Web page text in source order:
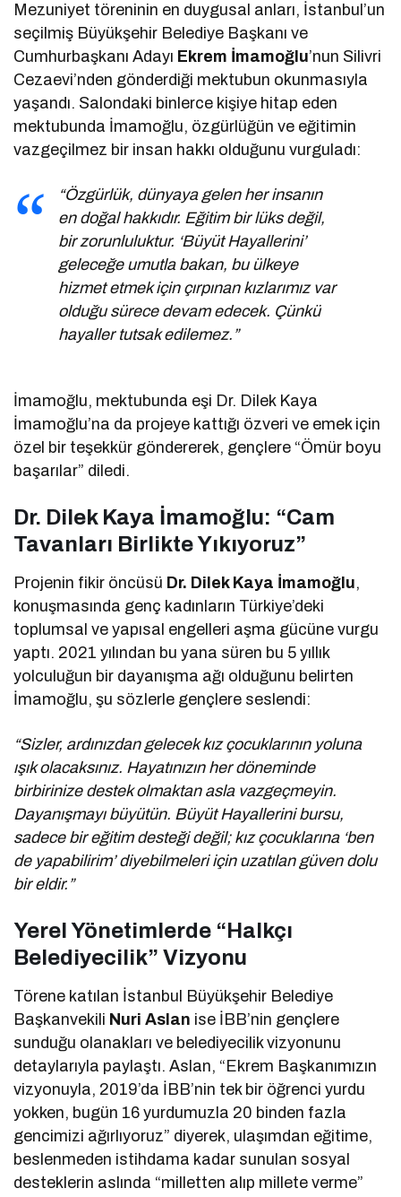
Mezuniyet töreninin en duygusal anları, İstanbul’un
seçilmiş Büyükşehir Belediye Başkanı ve
Cumhurbaşkanı Adayı Ekrem İmamoğlu’nun Silivri
Cezaevi’nden gönderdiği mektubun okunmasıyla
yaşandı. Salondaki binlerce kişiye hitap eden
mektubunda İmamoğlu, özgürlüğün ve eğitimin
vazgeçilmez bir insan hakkı olduğunu vurguladı:
“Özgürlük, dünyaya gelen her insanın
en doğal hakkıdır. Eğitim bir lüks değil,
bir zorunluluktur. ‘Büyüt Hayallerini’
geleceğe umutla bakan, bu ülkeye
hizmet etmek için çırpınan kızlarımız var
olduğu sürece devam edecek. Çünkü
hayaller tutsak edilemez.”
İmamoğlu, mektubunda eşi Dr. Dilek Kaya
İmamoğlu’na da projeye kattığı özveri ve emek için
özel bir teşekkür göndererek, gençlere “Ömür boyu
başarılar” diledi.
Dr. Dilek Kaya İmamoğlu: “Cam
Tavanları Birlikte Yıkıyoruz”
Projenin fikir öncüsü Dr. Dilek Kaya İmamoğlu,
konuşmasında genç kadınların Türkiye’deki
toplumsal ve yapısal engelleri aşma gücüne vurgu
yaptı. 2021 yılından bu yana süren bu 5 yıllık
yolculuğun bir dayanışma ağı olduğunu belirten
İmamoğlu, şu sözlerle gençlere seslendi:
“Sizler, ardınızdan gelecek kız çocuklarının yoluna
ışık olacaksınız. Hayatınızın her döneminde
birbirinize destek olmaktan asla vazgeçmeyin.
Dayanışmayı büyütün. Büyüt Hayallerini bursu,
sadece bir eğitim desteği değil; kız çocuklarına ‘ben
de yapabilirim’ diyebilmeleri için uzatılan güven dolu
bir eldir.”
Yerel Yönetimlerde “Halkçı
Belediyecilik” Vizyonu
Törene katılan İstanbul Büyükşehir Belediye
Başkanvekili Nuri Aslan ise İBB’nin gençlere
sunduğu olanakları ve belediyecilik vizyonunu
detaylarıyla paylaştı. Aslan, “Ekrem Başkanımızın
vizyonuyla, 2019’da İBB’nin tek bir öğrenci yurdu
yokken, bugün 16 yurdumuzla 20 binden fazla
gencimizi ağırlıyoruz” diyerek, ulaşımdan eğitime,
beslenmeden istihdama kadar sunulan sosyal
desteklerin aslında “milletten alıp millete verme”